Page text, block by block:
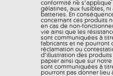
conformité ne s’applique
gélatines, aux fusibles, ni
batteries. En
concernant ces produits
en cas de non-
vie ainsi que les
sont communiquées à
fabricants et ne pourront
réclamation ou
d’illustration des
papier ainsi que sur
sont communiquées à
pourront pas donner lieu